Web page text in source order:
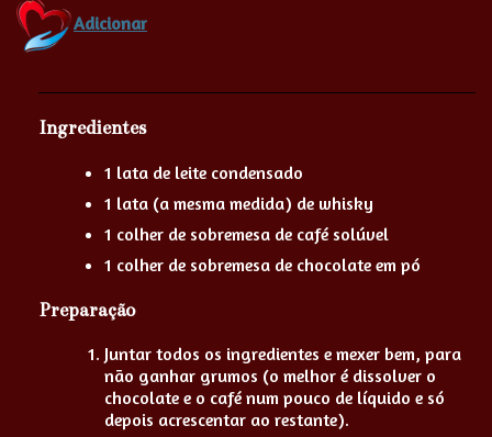
Adicionar
Ingredientes
1 lata de leite condensado
1 lata (a mesma medida) de whisky
1 colher de sobremesa de café solúvel
1 colher de sobremesa de chocolate em pó
Preparação
Juntar todos os ingredientes e mexer bem, para
não ganhar grumos (o melhor é dissolver o
chocolate e o café num pouco de líquido e só
depois acrescentar ao restante).